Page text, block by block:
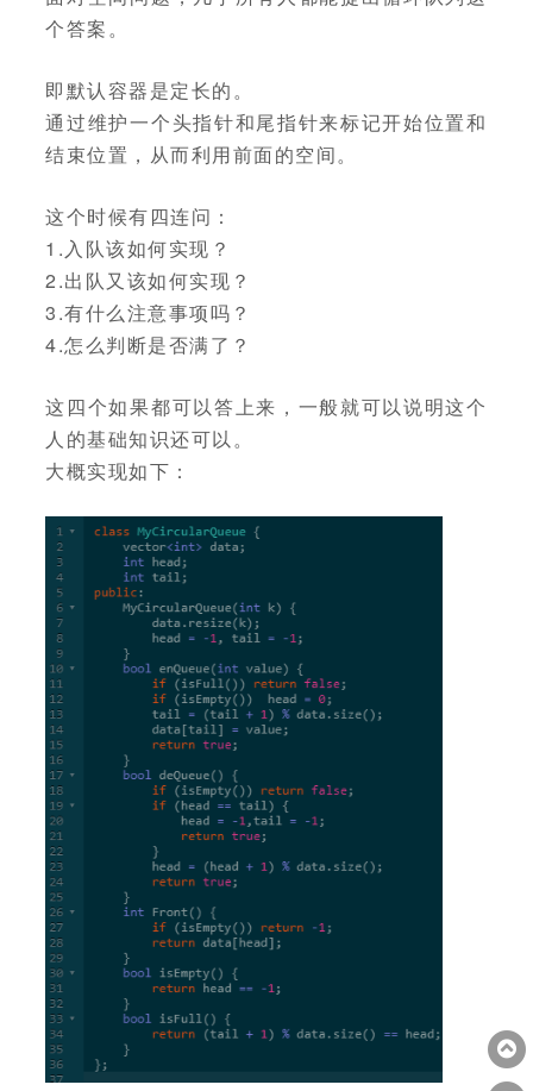
个答案。
即默认容器是定长的。
通过维护一个头指针和尾指针来标记开始位置和
结束位置，从而利用前面的空间。
这个时候有四连问：
1.入队该如何实现？
2.出队又该如何实现？
3.有什么注意事项吗？
4.怎么判断是否满了？
这四个如果都可以答上来，一般就可以说明这个
人的基础知识还可以。
大概实现如下：